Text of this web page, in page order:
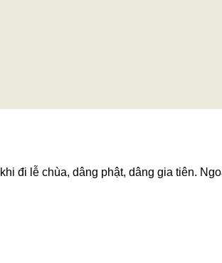
đi lễ chùa, dâng phật, dâng gia tiên.